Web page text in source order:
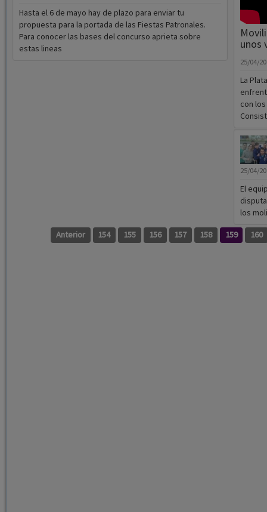
Hasta el 6 de mayo hay de plazo para enviar tu
propuesta para la portada de las Fiestas Patronales.
Para conocer las bases del concurso aprieta sobre
estas lineas
unos
25/04/
La
con
25/04/
El
los
Anterior 154 155 156 157 158 159 160